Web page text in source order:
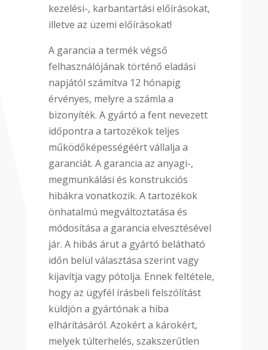
kezelési-, karbantartási előírásokat,
illetve az üzemi előírásokat!
A garancia a termék végső
felhasználójának történő eladási
napjától számítva 12 hónapig
érvényes, melyre a számla a
bizonyíték. A gyártó a fent nevezett
időpontra a tartozékok teljes
működőképességéért vállalja a
garanciát. A garancia az anyagi-,
megmunkálási és konstrukciós
hibákra vonatkozik. A tartozékok
önhatalmú megváltoztatása és
módosítása a garancia elvesztésével
jár. A hibás árut a gyártó belátható
időn belül választása szerint vagy
kijavítja vagy pótolja. Ennek feltétele,
hogy az ügyfél írásbeli felszólítást
küldjön a gyártónak a hiba
elhárításáról. Azokért a károkért,
melyek túlterhelés, szakszerűtlen